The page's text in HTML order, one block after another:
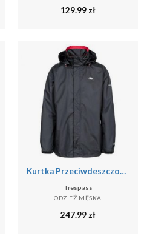
129.99 zł
Kurtka Przeciwdeszczowa Męska Fraser II
Trespass
ODZIEŻ MĘSKA
247.99 zł